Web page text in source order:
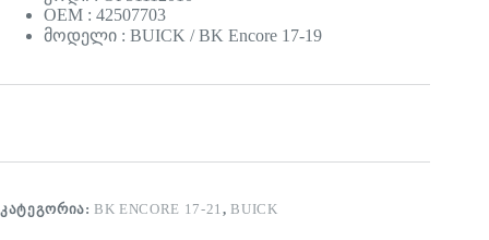
OEM : 42507703
მოდელი : BUICK / BK Encore 17-19
ᲙᲐᲢᲔᲒᲝᲠᲘᲐ:BK ENCORE 17-21 ,BUICK